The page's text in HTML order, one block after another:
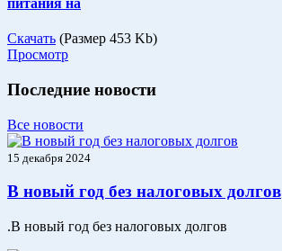
Скачать (Размер 453 Kb)
Просмотр
Последние новости
Все новости
15 декабря 2024
В новый год без налоговых долгов
.В новый год без налоговых долгов